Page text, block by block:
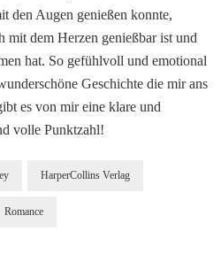
den Augen genießen konnte,
mit dem Herzen genießbar ist und
hat. So gefühlvoll und emotional
Geschichte die mir ans
es von mir eine klare und
volle Punktzahl!
HarperCollins Verlag
Romance